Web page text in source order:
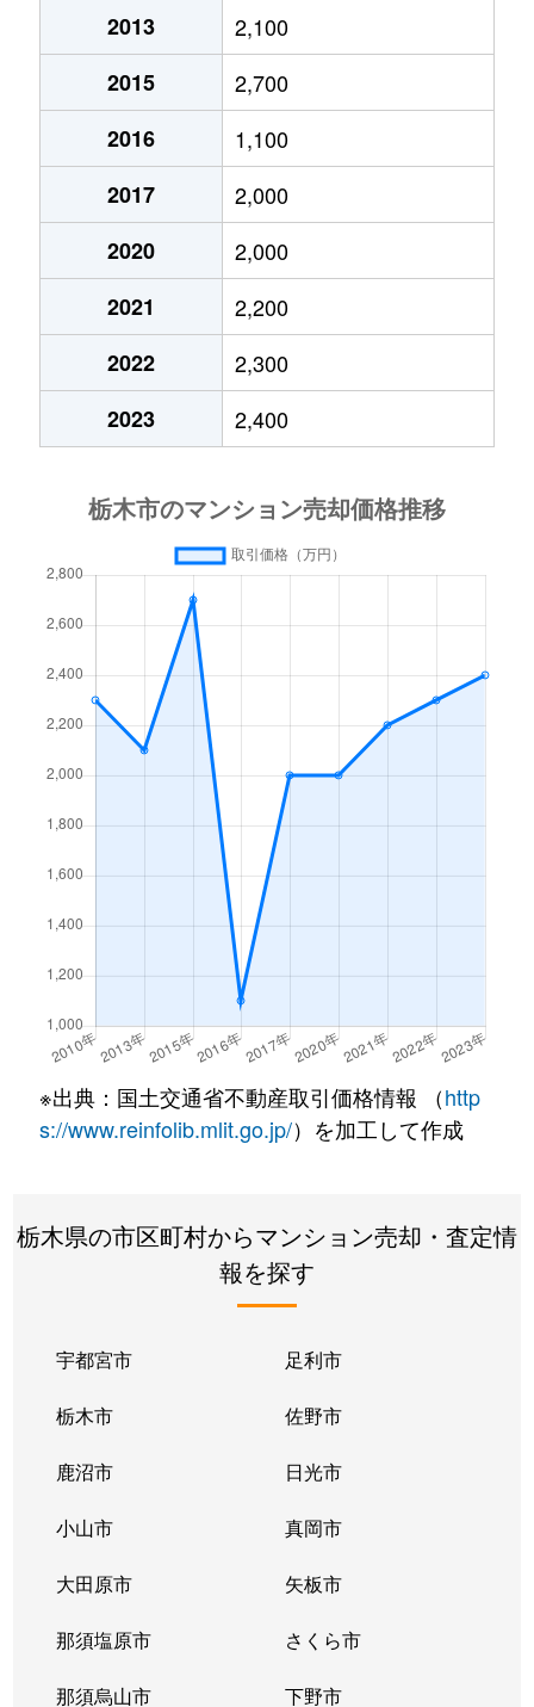
2013
2,100
2015
2,700
2016
1,100
2017
2,000
2020
2,000
2021
2,200
2022
2,300
2023
2,400
※出典：国土交通省不動産取引価格情報 （http
s://www.reinfolib.mlit.go.jp/）を加工して作成
栃木県の市区町村からマンション売却・査定情
報を探す
宇都宮市 足利市
栃木市 佐野市
鹿沼市 日光市
小山市 真岡市
大田原市 矢板市
那須塩原市 さくら市
那須烏山市 下野市